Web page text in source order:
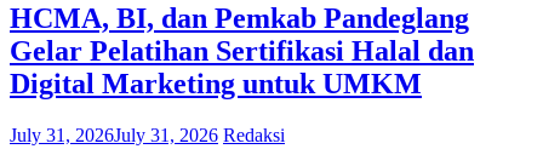
HCMA, BI, dan Pemkab Pandeglang
Gelar Pelatihan Sertifikasi Halal dan
Digital Marketing untuk UMKM
July 31, 2026July 31, 2026 Redaksi